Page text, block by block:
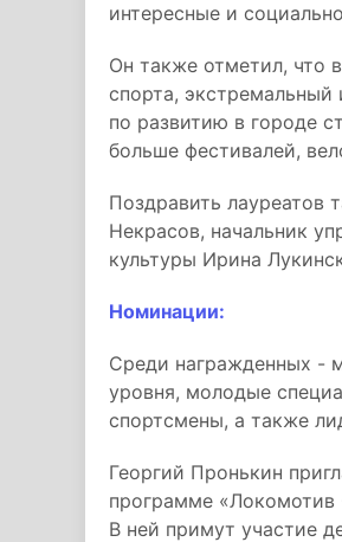
интересные и
Он также отметил, что
спорта,
по развитию в городе
больше фестивалей,
Поздравить лауреатов
Некрасов, начальник
культуры Ирина
Номинации:
Среди награжденных -
уровня, молодые
спортсмены, а также
Георгий Пронькин
программе
В ней примут участие